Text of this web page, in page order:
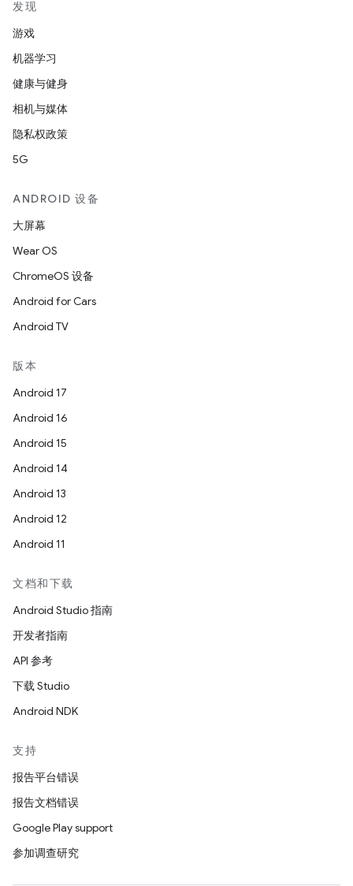
发现
游戏
机器学习
健康与健身
相机与媒体
隐私权政策
5G
ANDROID 设备
大屏幕
Wear OS
ChromeOS 设备
Android for Cars
Android TV
版本
Android 17
Android 16
Android 15
Android 14
Android 13
Android 12
Android 11
文档和下载
Android Studio 指南
开发者指南
API 参考
下载 Studio
Android NDK
支持
报告平台错误
报告文档错误
Google Play support
参加调查研究